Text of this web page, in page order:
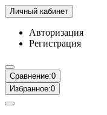
Личный кабинет
Авторизация
Регистрация
Сравнение:0
Избранное:0